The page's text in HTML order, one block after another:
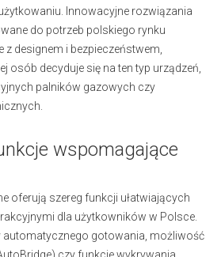
Innowacyjne rozwiązania
do potrzeb polskiego rynku
z designem i bezpieczeństwem,
osób decyduje się na ten typ urządzeń,
palników gazowych czy
wspomagające
oferują szereg funkcji ułatwiających
dla użytkowników w Polsce.
automatycznego gotowania, możliwość